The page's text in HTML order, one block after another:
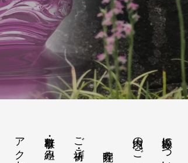
境内のご案内
ご祈祷・ご供養
行事・取り組み